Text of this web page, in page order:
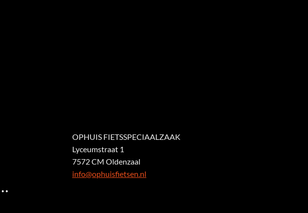
OPHUIS FIETSSPECIAALZAAK
Lyceumstraat 1
7572 CM Oldenzaal
info@ophuisfietsen.nl